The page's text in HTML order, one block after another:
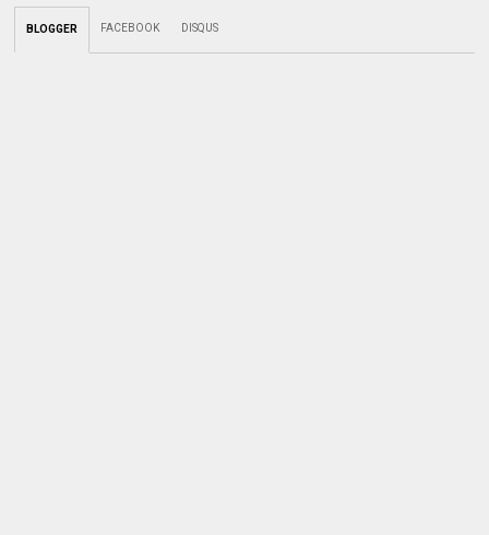
BLOGGER FACEBOOK DISQUS